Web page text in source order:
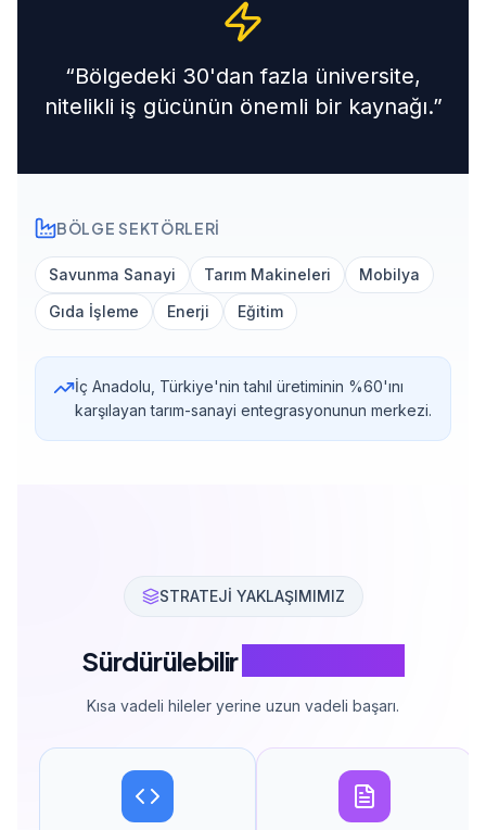
“Bölgedeki 30'dan fazla üniversite,
nitelikli iş gücünün önemli bir kaynağı.”
BÖLGE SEKTÖRLERI
Savunma Sanayi Tarım Makineleri
Mobilya
Gıda İşleme
Enerji Eğitim
İç Anadolu, Türkiye'nin tahıl üretiminin %60'ını
karşılayan tarım-sanayi entegrasyonunun merkezi.
STRATEJİ YAKLAŞIMIMIZ
Sürdürülebilir
Kısa vadeli hileler yerine uzun vadeli başarı.